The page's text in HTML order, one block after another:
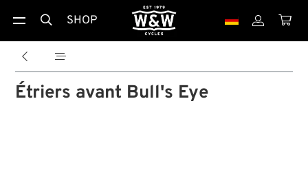
 SHOP  
 
Étriers avant Bull's Eye